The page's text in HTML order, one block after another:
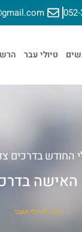
טיולי עבר
החודש בדרכים
חזרה לטיולי העבר